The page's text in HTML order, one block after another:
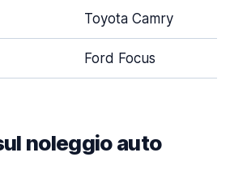
Toyota Camry
Ford Focus
noleggio auto